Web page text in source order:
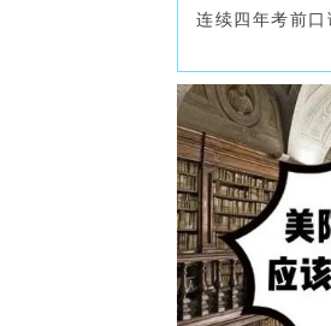
连续四年考前